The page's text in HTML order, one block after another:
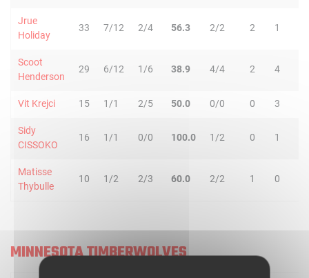
Jrue
Holiday
33 7/12 2/4 56.3 2/2 2 1
Scoot
Henderson
29 6/12 1/6 38.9 4/4 2 4
Vit Krejci 15 1/1 2/5 50.0 0/0 0 3
Sidy
CISSOKO
16 1/1 0/0 100.0 1/2 0 1
Matisse
Thybulle
10 1/2 2/3 60.0 2/2 1 0
MINNESOTA TIMBERWOLVES